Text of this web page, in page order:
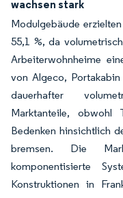
wachsen stark
Modulgebäude
55,1 %, da
Arbeiterwohnheime
von Algeco,
dauerhafter
Marktanteile, obwohl
Bedenken hinsichtlich
bremsen. Die
komponentisierte
Konstruktionen in